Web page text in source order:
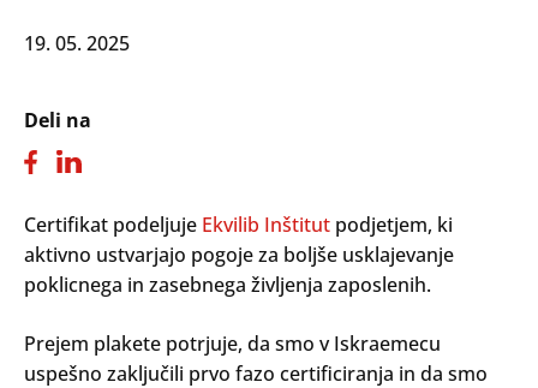
19. 05. 2025
Deli na
Certifikat podeljuje Ekvilib Inštitut podjetjem, ki
aktivno ustvarjajo pogoje za boljše usklajevanje
poklicnega in zasebnega življenja zaposlenih.
Prejem plakete potrjuje, da smo v Iskraemecu
uspešno zaključili prvo fazo certificiranja in da smo